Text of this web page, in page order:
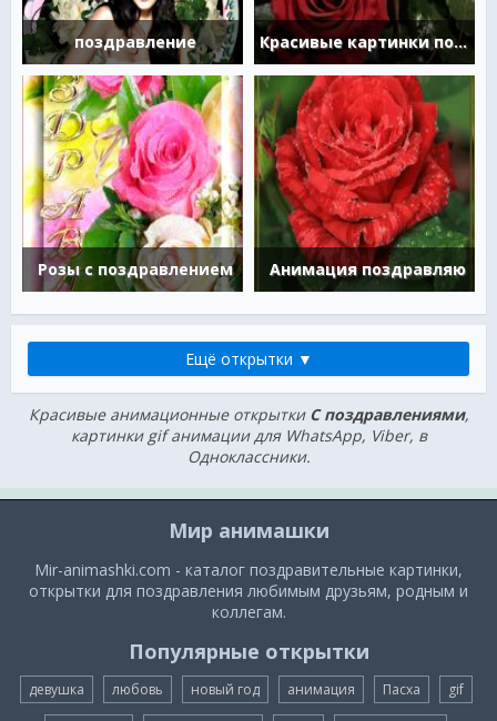
поздравление Красивые картинки поздравления
Розы с поздравлением Анимация поздравляю
Ещё открытки ▼
Красивые анимационные открытки С поздравлениями,
картинки gif анимации для WhatsApp, Viber, в
Одноклассники.
Мир анимашки
Mir-animashki.com - каталог поздравительные картинки,
открытки для поздравления любимым друзьям, родным и
коллегам.
Популярные открытки
девушка любовь новый год анимация Пасха gif